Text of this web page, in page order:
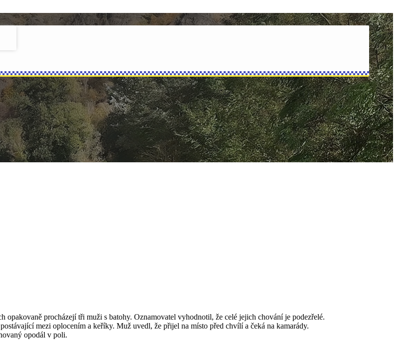
procházejí tři muži s batohy. Oznamovatel vyhodnotil, že celé jejich chování je podezřelé.
mezi oplocením a keříky. Muž uvedl, že přijel na místo před chvílí a čeká na kamarády.
opodál v poli.